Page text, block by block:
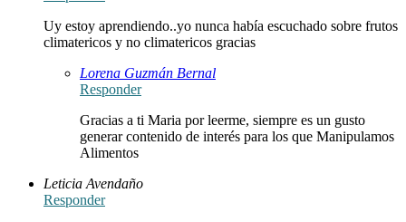
Uy estoy aprendiendo..yo nunca había escuchado sobre frutos
climatericos y no climatericos gracias
Lorena Guzmán Bernal
Responder
Gracias a ti Maria por leerme, siempre es un gusto
generar contenido de interés para los que Manipulamos
Alimentos
Leticia Avendaño
Responder